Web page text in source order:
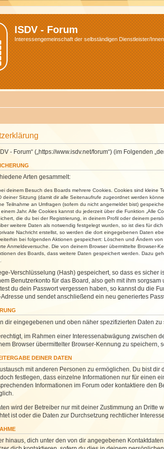
ISDV - Forum
Interessengemeinschaft der selbständigen Dienstleister/
- Forum“ („https://www.isdv.net/forum“) (im Folgenden
Arten gesammelt:
deinem Besuch des Boards mehrere Cookies. Cookies sind
deiner Sitzung (damit dir alle Seitenaufrufe zugeordnet werden
Teilnahme an Umfragen (sofern du nicht angemeldet bist)
Jahr. Alle Cookies kannst du jederzeit über die Funktion „Alle
die du bei der Registrierung, in deinem Profil oder deinem
weitere Daten als notwendig festgelegt wurden, so ist dies für
Nachricht erstellst, so werden die dort eingegebenen Daten
bei folgenden Aktionen gespeichert: Löschen und Ändern
Anmeldeversuche. Die von deinem Browser übermittelte Browser-
des Boards, dass weitere Daten gespeichert werden. Dazu
Verschlüsselung (Hash) gespeichert, so dass es
Benutzerkonto für das Board, also geh mit ihm
du dein Passwort vergessen haben, so kannst du die
und sendet anschließend ein neu generiertes
dir eingegebenen und oben näher spezifizierten Daten
im Rahmen einer Interessenabwägung zwischen
Browser übermittelter Browser-Kennung zu
DEINER DATEN
mit anderen Personen zu ermöglichen. Du bist
festlegen, dass einzelne Informationen nur für einen
Informationen im Forum oder kontaktiere
wird der Betreiber nur mit deiner Zustimmung an
ist oder die Daten zur Durchsetzung rechtlicher
hinaus, dich unter den von dir angegebenen